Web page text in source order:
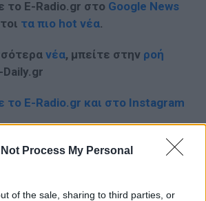
Not Process My Personal
of the sale, sharing to third parties, or
το E-Radio.gr στο Google News
τα πιο hot νέα.
νέα, μπείτε στην ροή
Daily.gr
το E-Radio.gr και στο Instagram